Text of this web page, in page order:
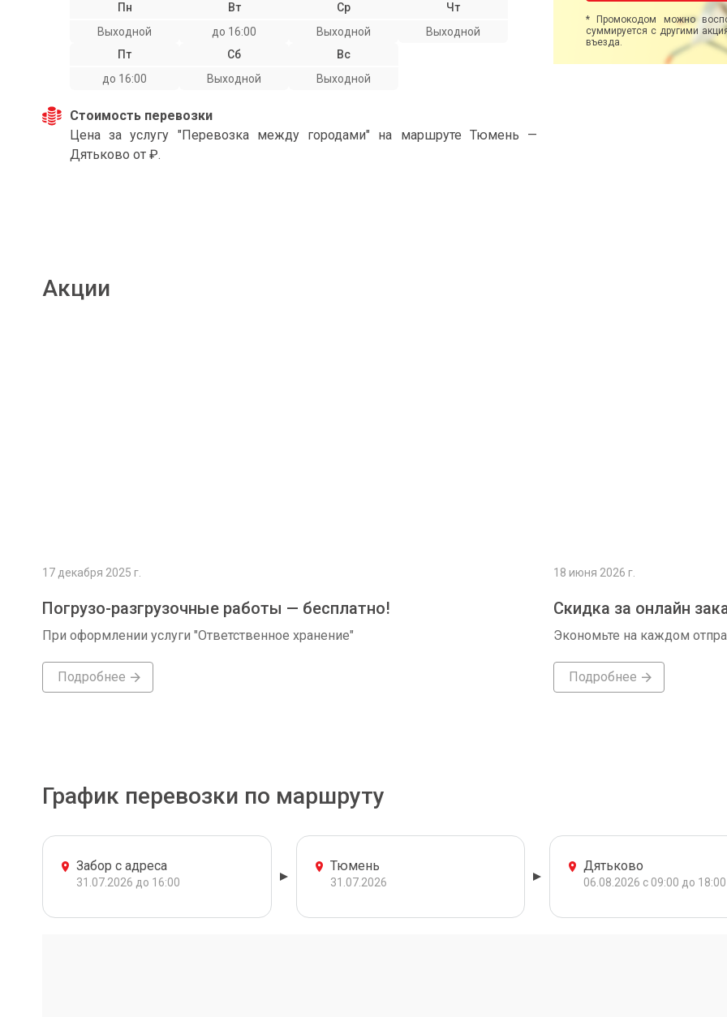
Пн
Выходной
Вт
до 16:00
Ср
Выходной
Чт
Выходной
Пт
до 16:00
Сб
Выходной
Вс
Выходной
Стоимость перевозки
Цена за услугу "Перевозка между городами" на маршруте Тюмень —
Дятьково от ₽.
* Промокодом можно
суммируется с другими
въезда.
Акции
17 декабря 2025 г.
Погрузо-разгрузочные работы — бесплатно!
При оформлении услуги "Ответственное хранение"
Подробнее
18 июня 2026 г.
Скидка за онлайн
Экономьте на каждом
Подробнее
График перевозки по маршруту
Забор с адреса
31.07.2026 до 16:00
Тюмень
31.07.2026
Дятьково
06.08.2026 с 09:00 до 18:00